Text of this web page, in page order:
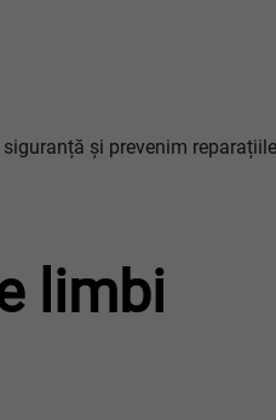
și prevenim
limbi